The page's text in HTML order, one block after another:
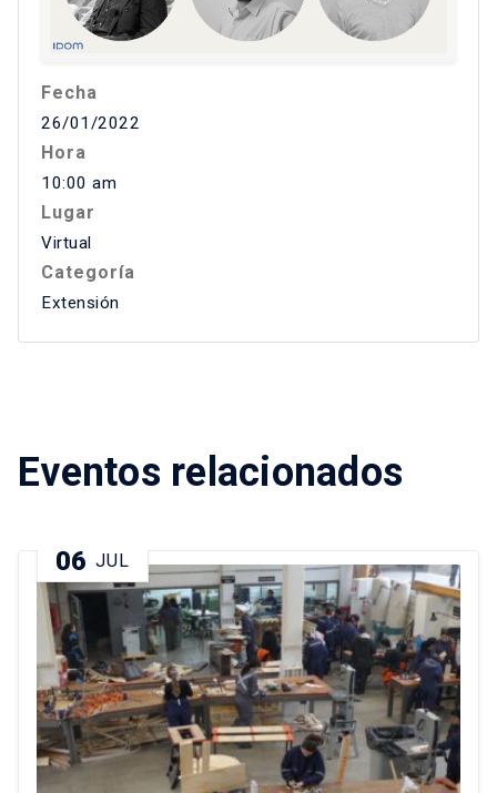
Fecha
26/01/2022
Hora
10:00 am
Lugar
Virtual
Categoría
Extensión
Eventos relacionados
06 JUL